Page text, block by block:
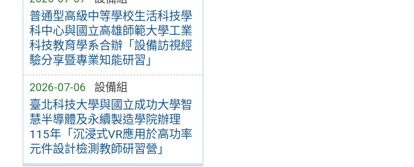
普通型高級中等學校生活科技學
科中心與國立高雄師範大學工業
科技教育學系合辦「設備訪視經
驗分享暨專業知能研習」
2026-07-06 設備組
臺北科技大學與國立成功大學智
慧半導體及永續製造學院辦理
115年「沉浸式VR應用於高功率
元件設計檢測教師研習營」